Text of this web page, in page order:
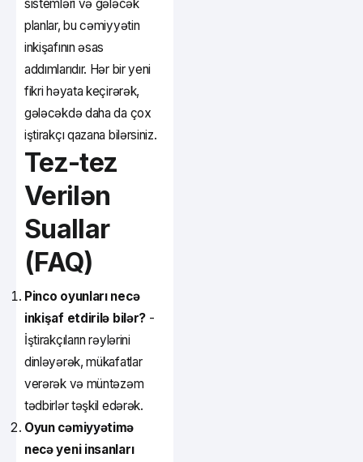
sistemləri və gələcək
planlar, bu cəmiyyətin
inkişafının əsas
addımlarıdır. Hər bir yeni
fikri həyata keçirərək,
gələcəkdə daha da çox
iştirakçı qazana bilərsiniz.
Tez-tez
Verilən
Suallar
(FAQ)
Pinco oyunları necə
inkişaf etdirilə bilər? -
İştirakçıların rəylərini
dinləyərək, mükafatlar
verərək və müntəzəm
tədbirlər təşkil edərək.
Oyun cəmiyyətimə
necə yeni insanları